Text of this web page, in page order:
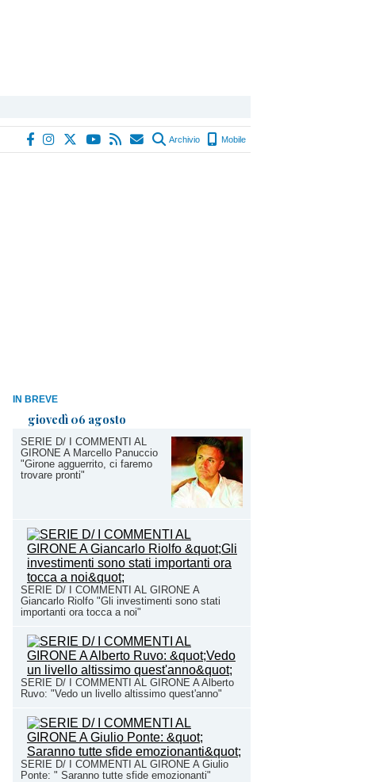
Archivio Mobile
IN BREVE
giovedì 06 agosto
SERIE D/ I COMMENTI AL
GIRONE A Marcello Panuccio
"Girone agguerrito, ci faremo
trovare pronti"
SERIE D/ I COMMENTI AL GIRONE A
Giancarlo Riolfo "Gli investimenti sono stati
importanti ora tocca a noi"
SERIE D/ I COMMENTI AL GIRONE A Alberto
Ruvo: "Vedo un livello altissimo quest'anno"
SERIE D/ I COMMENTI AL GIRONE A Giulio
Ponte: " Saranno tutte sfide emozionanti"